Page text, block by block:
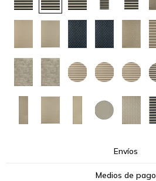
Envíos
Medios de pago